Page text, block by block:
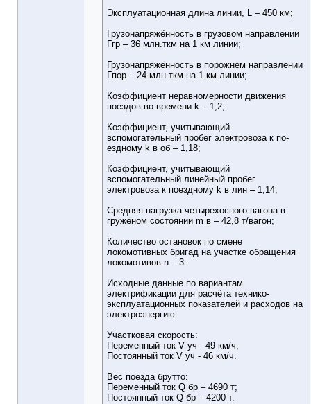
Эксплуатационная длина линии, L – 450 км;
Грузонапряжённость в грузовом направлении
Ггр – 36 млн.ткм на 1 км линии;
Грузонапряжённость в порожнем направлении
Гпор – 24 млн.ткм на 1 км линии;
Коэффициент неравномерности движения
поездов во времени k – 1,2;
Коэффициент, учитывающий
вспомогательный пробег электровоза к по-
ездному k в об – 1,18;
Коэффициент, учитывающий
вспомогательный линейный пробег
электровоза к поездному k в лин – 1,14;
Средняя нагрузка четырехосного вагона в
гружёном состоянии m в – 42,8 т/вагон;
Количество остановок по смене
локомотивных бригад на участке обращения
локомотивов n – 3.
Исходные данные по вариантам
электрификации для расчёта технико-
эксплуатационных показателей и расходов на
электроэнергию
Участковая скорость:
Переменный ток V уч - 49 км/ч;
Постоянный ток V уч - 46 км/ч.
Вес поезда брутто:
Переменный ток Q бр – 4690 т;
Постоянный ток Q бр – 4200 т.